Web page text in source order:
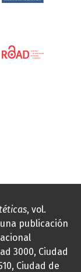
, vol.
publicación
3000, Ciudad
Ciudad de